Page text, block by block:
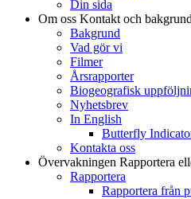
Din sida
Om oss Kontakt och bakgrund
Bakgrund
Vad gör vi
Filmer
Årsrapporter
Biogeografisk
Nyhetsbrev
In English
Butterfly
Kontakta oss
Övervakningen Rapportera
Rapportera
Rapportera från